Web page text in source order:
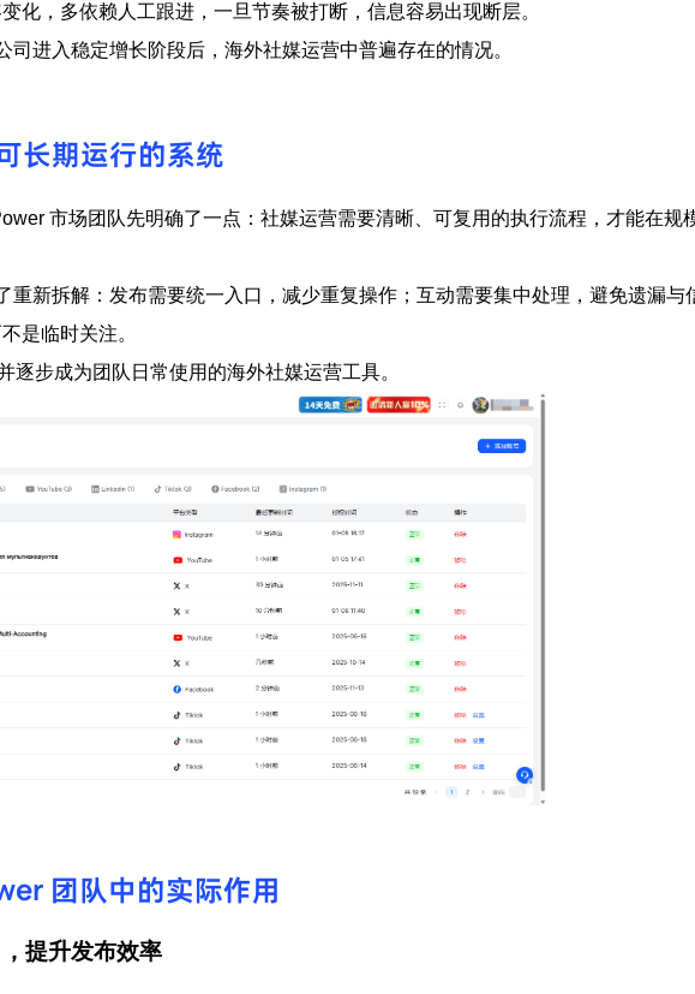
化，多依赖人工跟进，一旦节奏被打断，信息容易出现断层。
进入稳定增长阶段后，海外社媒运营中普遍存在的情况。
长期运行的系统
市场团队先明确了一点：社媒运营需要清晰、可复用的执行流程，才能在规
重新拆解：发布需要统一入口，减少重复操作；互动需要集中处理，避免遗漏与
是临时关注。
逐步成为团队日常使用的海外社媒运营工具。
团队中的实际作用
提升发布效率